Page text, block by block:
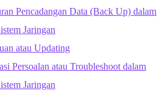
Pencadangan Data (Back Up) dalam
Jaringan
atau Updating
Persoalan atau Troubleshoot dalam
Jaringan